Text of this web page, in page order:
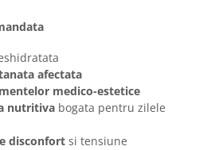
afectata
medico-estetice
nutritiva bogata pentru zilele
disconfort si tensiune